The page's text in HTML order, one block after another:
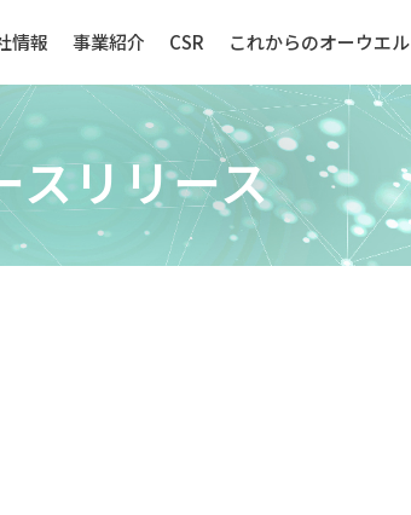
情報 事業紹介
成品・物資） センサー
CSR これからのオーウエル
スリリース